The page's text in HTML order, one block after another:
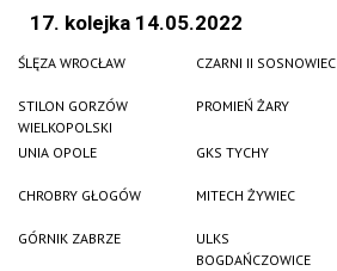
17. kolejka 14.05.2022
ŚLĘZA WROCŁAW CZARNI II SOSNOWIEC
STILON GORZÓW
WIELKOPOLSKI
PROMIEŃ ŻARY
UNIA OPOLE GKS TYCHY
CHROBRY GŁOGÓW MITECH ŻYWIEC
GÓRNIK ZABRZE
ULKS
BOGDAŃCZOWICE